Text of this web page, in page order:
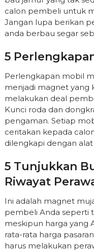
calon pembeli untuk
Jangan lupa berikan
anda berbau segar
5
Perlengkapan mobil
menjadi magnet yang
melakukan deal
Kunci roda dan
pengaman. Setiap
ceritakan kepada
dilengkapi dengan
5 Tunjukkan
Riwayat
Ini adalah magnet
pembeli Anda seperti
meskipun harga yang
rata-rata harga
harus melakukan